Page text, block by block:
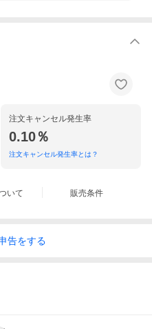
注文キャンセル発生率
0.10％
注文キャンセル発生率とは？
いて 販売条件
告をする